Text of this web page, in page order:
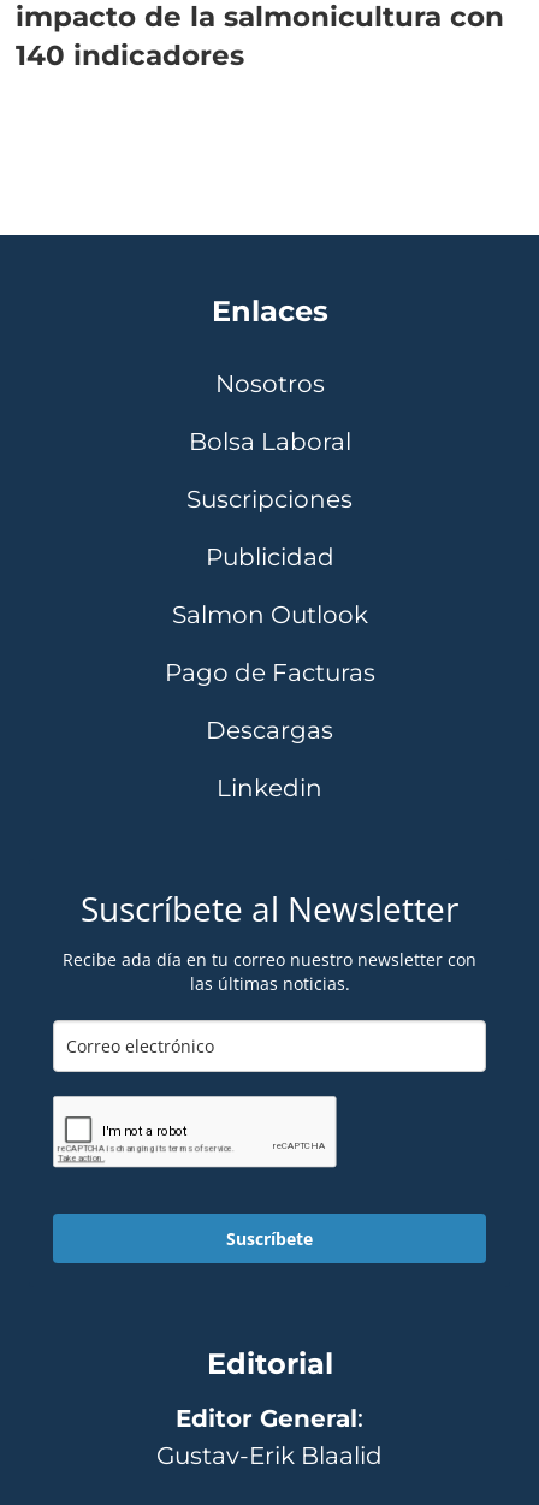
impacto de la salmonicultura con
140 indicadores
Enlaces
Nosotros
Bolsa Laboral
Suscripciones
Publicidad
Salmon Outlook
Pago de Facturas
Descargas
Linkedin
Suscríbete al Newsletter
Recibe ada día en tu correo nuestro newsletter con
las últimas noticias.
Suscríbete
Editorial
Editor General:
Gustav-Erik Blaalid